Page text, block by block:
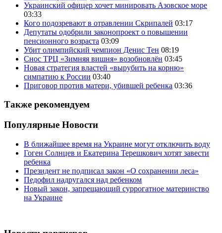
Украинский офицер хочет минировать Азовское море
03:33
Кого подозревают в отравлении Скрипалей 03:17
Депутаты одобрили законопроект о повышении
пенсионного возраста 03:09
Убит олимпийский чемпион Денис Тен 08:19
Снос ТРЦ «Зимняя вишня» возобновлён 03:45
Новая стратегия властей «вырубить на корню»
симпатию к России 03:40
Приговор против матери, убившей ребенка 03:36
Также рекомендуем
Популярные Новости
В ближайшее время на Украине могут отключить воду
Гоген Солнцев и Екатерина Терешкович хотят завести
ребенка
Президент не подписал закон «О сохранении леса»
Педофил надругался над ребенком
Новый закон, запрещающий суррогатное материнство
на Украине